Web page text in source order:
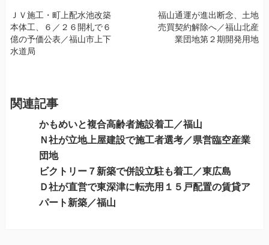
投
稿
ナ
ビ
シ
ＪＶ施工・町上配水池改築
本体工、６／２６開札で６
億の予価公表／福山市上下
水道局
福山通運が進出断念、土地
売買契約解除へ／福山北産
業団地第２期開発用地
関連記事
かもめいと複合高齢者施設着工／福山
Ｎ社が立地上屋建設で施工者選考／県営臨空産業
団地
ビクトリー７新築で併設立駐も着工／東広島
Ｄ社が直営で東深津に転売用１５戸配置の賃貸ア
パート新築／福山